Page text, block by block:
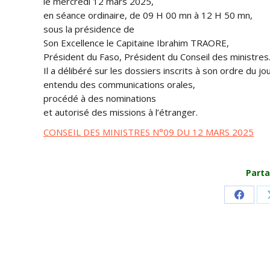
en séance ordinaire, de 09 H 00 mn à 12 H 50 mn,
sous la présidence de
Son Excellence le Capitaine Ibrahim TRAORE,
Président du Faso, Président du Conseil des ministres.
Il a délibéré sur les dossiers inscrits à son ordre du
entendu des communications orales,
procédé à des nominations
et autorisé des missions à l’étranger.
CONSEIL DES MINISTRES N°09 DU 12 MARS 2025
Share